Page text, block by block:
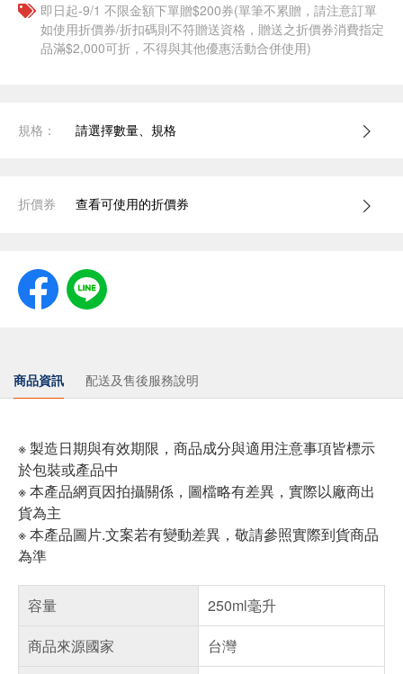
即日起-9/1 不限金額下單贈$200券(單筆不累贈，請注意訂單
如使用折價券/折扣碼則不符贈送資格，贈送之折價券消費指定
品滿$2,000可折，不得與其他優惠活動合併使用)
規格： 請選擇數量、規格
折價券 查看可使用的折價券
商品資訊 配送及售後服務說明
※ 製造日期與有效期限，商品成分與適用注意事項皆標示
於包裝或產品中
※ 本產品網頁因拍攝關係，圖檔略有差異，實際以廠商出
貨為主
※ 本產品圖片.文案若有變動差異，敬請參照實際到貨商品
為準
容量
250ml毫升
商品來源國家
台灣